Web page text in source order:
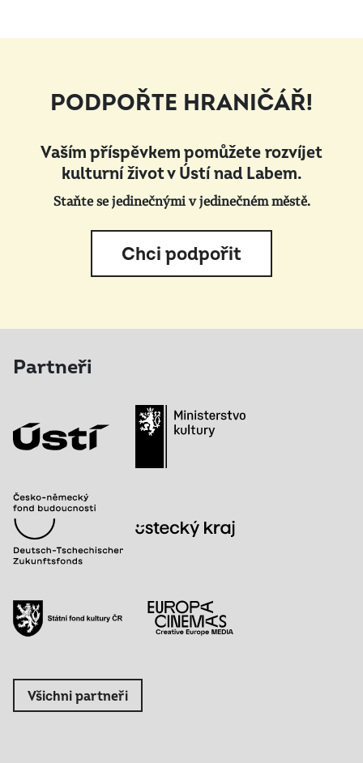
PODPOŘTE HRANIČÁŘ!
Vaším příspěvkem pomůžete rozvíjet
kulturní život v Ústí nad Labem.
Staňte se jedinečnými v jedinečném městě.
Chci podpořit
Partneři
Všichni partneři